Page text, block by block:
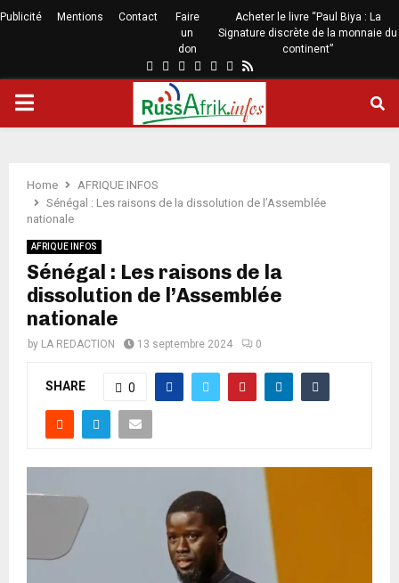
Publicité Mentions Contact
Faire
un
don
Acheter le livre “Paul Biya : La
Signature discrète de la monnaie du
continent”
Home
AFRIQUE INFOS
Sénégal : Les raisons de la dissolution de l’Assemblée
nationale
AFRIQUE INFOS
Sénégal : Les raisons de la
dissolution de l’Assemblée
nationale
by LA REDACTION 13 septembre 2024 0
SHARE 0